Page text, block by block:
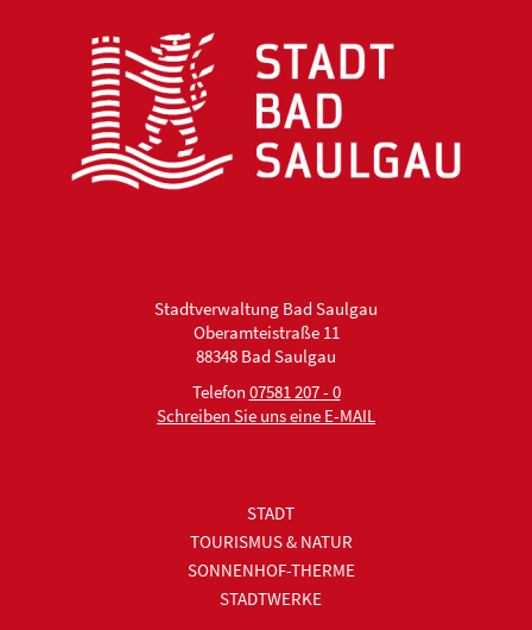
Stadtverwaltung Bad Saulgau
Oberamteistraße 11
88348 Bad Saulgau
Telefon 07581 207 - 0
Schreiben Sie uns eine E-MAIL
STADT
TOURISMUS & NATUR
SONNENHOF-THERME
STADTWERKE